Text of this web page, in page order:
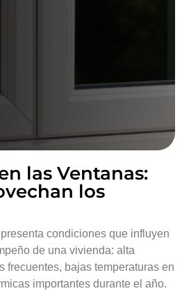
las Ventanas:
los
condiciones que influyen
de una vivienda: alta
frecuentes, bajas temperaturas en
importantes durante el año.